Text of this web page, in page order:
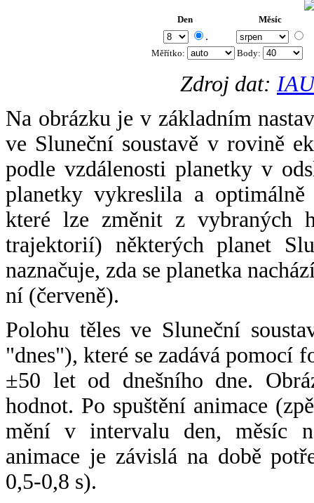
Den Měsíc
.
Měřítko: Body:
Zdroj dat:
Na obrázku je v základním
ve Sluneční soustavě v rovině
podle vzdálenosti planetky v
planetky vykreslila a
které lze změnit z vybraných
trajektorií) některých planet
naznačuje, zda se planetka
ní (červeně).
Polohu těles ve Sluneční
"dnes"), které se zadává pomocí
±50 let od dnešního dne.
hodnot. Po spuštění animace
mění v intervalu den, měsíc
animace je závislá na době
0,5-0,8 s).